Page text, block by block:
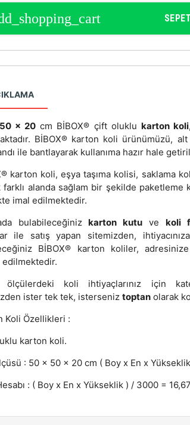
x 20 cm BİBOX® çift oluklu karton koli
BİBOX® karton koli ürünümüzü,
ile bantlayarak kullanıma hazır hale
karton koli, eşya taşıma kolisi, saklama
farklı alanda sağlam bir şekilde paketleme
imal edilmektedir.
bulabileceğinizkarton kutu ve koli
ile satış yapan sitemizden,
BİBOX® karton koliler,
ölçülerdeki koli ihtiyaçlarınız için
ister tek tek, isterseniz toptanolarak
Koli Özellikleri :
karton koli.
: 50 x 50 x 20 cm ( Boy x En x
: ( Boy x En x Yükseklik ) / 3000 =